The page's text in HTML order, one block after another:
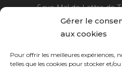
Gérer le
aux cookies
Pour offrir les meilleures expériences,
telles que les cookies pour stocker et/
5 rue Mal de Lattre de
21220 Gevrey
06 15 15 80 29
Horaires :sur rendez-